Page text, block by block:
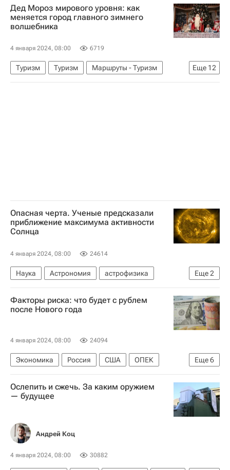
Дед Мороз мирового уровня: как
меняется город главного зимнего
волшебника
4 января 2024, 08:00 6719
Еще 12
Туризм Туризм
Маршруты - Туризм
туристы
Великий Устюг
куда поехать
Опасная черта. Ученые предсказали
приближение максимума активности
Солнца
4 января 2024, 08:00 24614
Еще2
Наука Астрономия
астрофизика
Космос - РИА Наука
Солнце
Факторы риска: что будет с рублем
после Нового года
4 января 2024, 08:00 24094
Еще6
Экономика Россия США
ОПЕК
Центральный Банк РФ (ЦБ РФ)
Курс рубля
Доллар
евро Курс доллара Новый год
Ослепить и сжечь. За каким оружием
— будущее
Андрей Коц
4 января 2024, 08:00 30882